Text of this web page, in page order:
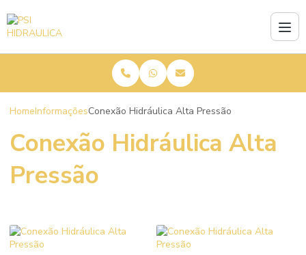
HomeInformaçõesConexão Hidráulica Alta Pressão
Conexão Hidráulica Alta
Pressão